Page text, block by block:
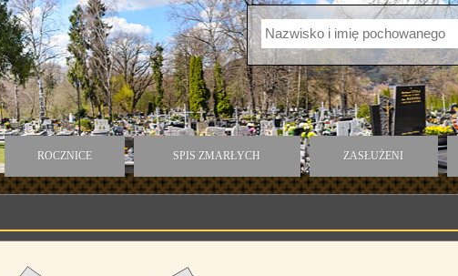
ROCZNICE SPIS ZMARŁYCH ZASŁUŻENI